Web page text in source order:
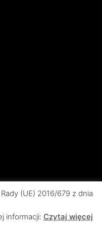
(UE) 2016/679 z dnia
informacji: Czytaj więcej